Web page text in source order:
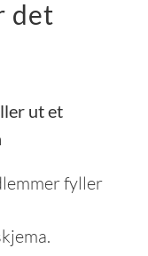
det
ut et
fyller